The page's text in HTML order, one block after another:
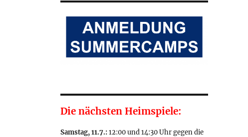
Die nächsten Heimspiele:
Samstag, 11.7.:12:00 und 14:30 Uhr gegen die